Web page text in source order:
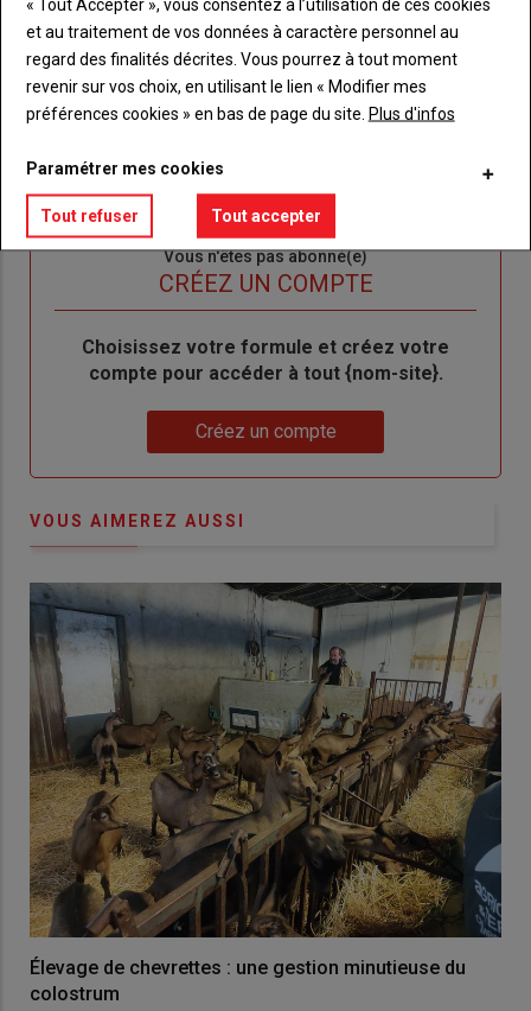
Lien
"Créer
un
nouveau
Je m'inscrit
Lien
"Réinitialiser
votre
de
passe"
Réinitialiser votre mot de passe
Lien
me
connecte"
Je me connecte
Sous-
Vous n'êtes pas abonné(e)
CRÉEZ UN COMPTE
BodyChoisissez votre formule et créez votre
compte pour accéder à tout {nom-site}.
Créez un compte
VOUS AIMEREZ AUSSI
Élevage de chevrettes : une gestion minutieuse du
colostrum
« Tout Accepter », vous consentez à l’utilisation de ces cookies
et au traitement de vos données à caractère personnel au
regard des finalités décrites. Vous pourrez à tout moment
revenir sur vos choix, en utilisant le lien « Modifier mes
préférences cookies » en bas de page du site. Plus d'infos
Paramétrer mes cookies
Tout refuser Tout accepter